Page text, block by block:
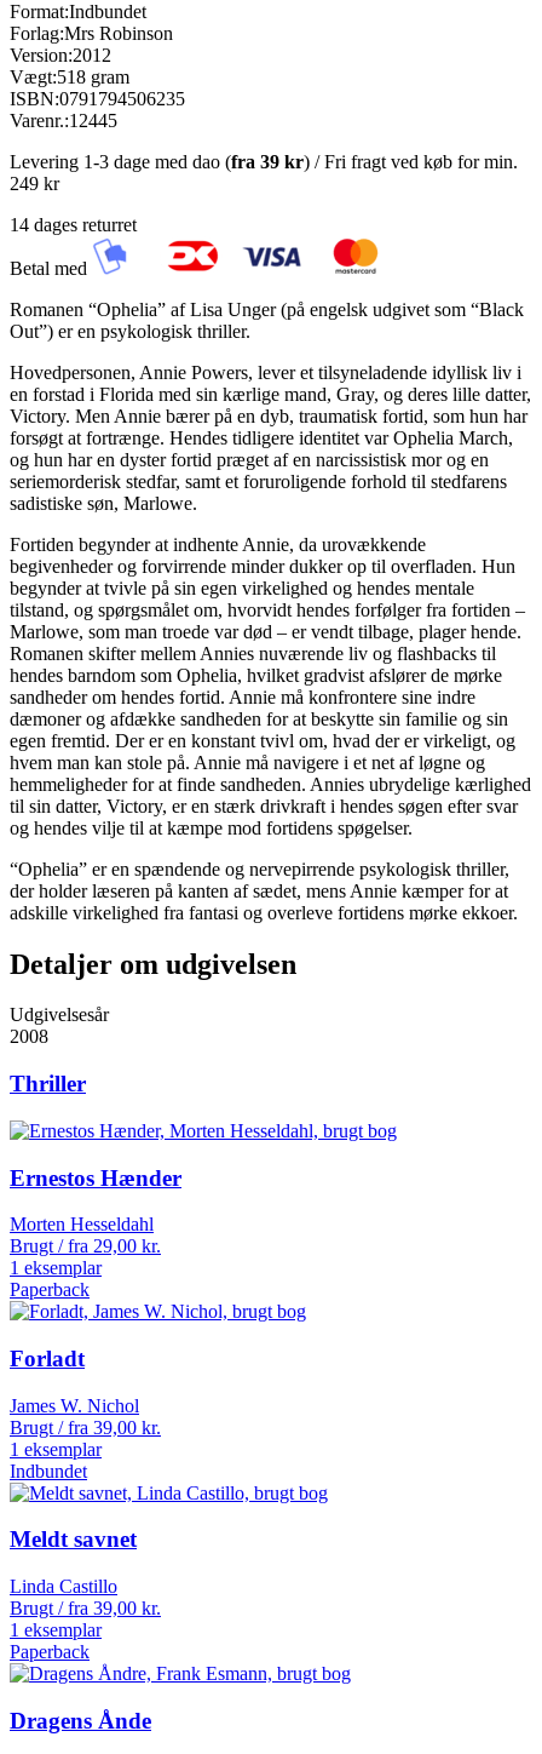
Format:Indbundet
Forlag:Mrs Robinson
Version:2012
Vægt:518 gram
ISBN:0791794506235
Varenr.:12445
Levering 1-3 dage med dao (fra 39 kr) / Fri fragt ved køb for min.
249 kr
14 dages returret
Betal med
Romanen “Ophelia” af Lisa Unger (på engelsk udgivet som “Black
Out”) er en psykologisk thriller.
Hovedpersonen, Annie Powers, lever et tilsyneladende idyllisk liv i
en forstad i Florida med sin kærlige mand, Gray, og deres lille datter,
Victory. Men Annie bærer på en dyb, traumatisk fortid, som hun har
forsøgt at fortrænge. Hendes tidligere identitet var Ophelia March,
og hun har en dyster fortid præget af en narcissistisk mor og en
seriemorderisk stedfar, samt et foruroligende forhold til stedfarens
sadistiske søn, Marlowe.
Fortiden begynder at indhente Annie, da urovækkende
begivenheder og forvirrende minder dukker op til overfladen. Hun
begynder at tvivle på sin egen virkelighed og hendes mentale
tilstand, og spørgsmålet om, hvorvidt hendes forfølger fra fortiden –
Marlowe, som man troede var død – er vendt tilbage, plager hende.
Romanen skifter mellem Annies nuværende liv og flashbacks til
hendes barndom som Ophelia, hvilket gradvist afslører de mørke
sandheder om hendes fortid. Annie må konfrontere sine indre
dæmoner og afdække sandheden for at beskytte sin familie og sin
egen fremtid. Der er en konstant tvivl om, hvad der er virkeligt, og
hvem man kan stole på. Annie må navigere i et net af løgne og
hemmeligheder for at finde sandheden. Annies ubrydelige kærlighed
til sin datter, Victory, er en stærk drivkraft i hendes søgen efter svar
og hendes vilje til at kæmpe mod fortidens spøgelser.
“Ophelia” er en spændende og nervepirrende psykologisk thriller,
der holder læseren på kanten af sædet, mens Annie kæmper for at
adskille virkelighed fra fantasi og overleve fortidens mørke ekkoer.
Detaljer om udgivelsen
Udgivelsesår
2008
Thriller
Ernestos Hænder
Morten Hesseldahl
Brugt / fra 29,00 kr.
1 eksemplar
Paperback
Forladt
James W. Nichol
Brugt / fra 39,00 kr.
1 eksemplar
Indbundet
Meldt savnet
Linda Castillo
Brugt / fra 39,00 kr.
1 eksemplar
Paperback
Dragens Ånde